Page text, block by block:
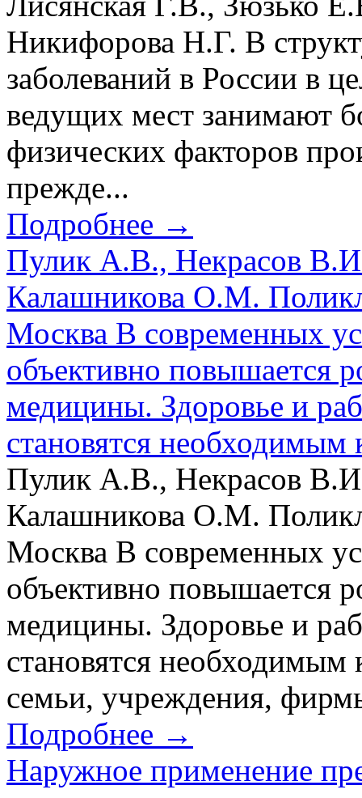
Никифорова Н.Г. В
заболеваний в России в
ведущих мест занимают
физических факторов
прежде...
Подробнее →
Пулик А.В., Некрасов
Калашникова О.М.
Москва В современных
объективно повышается
медицины. Здоровье и
становятся необходимым
Пулик А.В., Некрасов
Калашникова О.М.
Москва В современных
объективно повышается
медицины. Здоровье и
становятся необходимым
семьи, учреждения,
Подробнее →
Наружное применение